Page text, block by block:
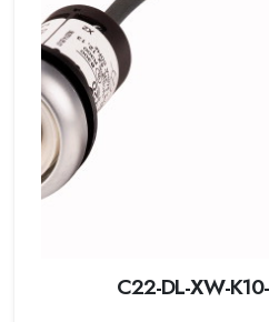
C22-DL-XW-